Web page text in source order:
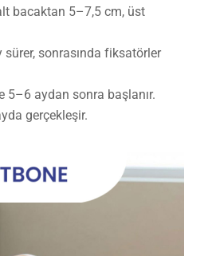
bacaktan 5–7,5 cm, üst
sonrasında fiksatörler
5–6 aydan sonra başlanır.
gerçekleşir.